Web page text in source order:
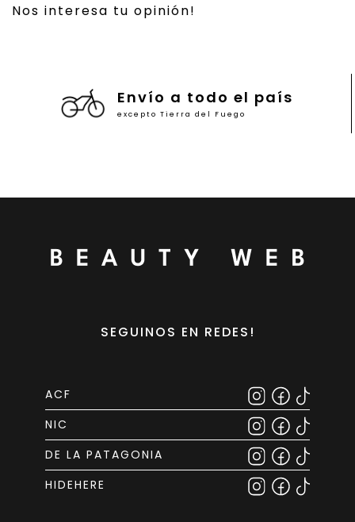
Nos interesa tu opinión!
Envío a todo el país
excepto Tierra del Fuego
SEGUINOS EN REDES!
ACF
NIC
DE LA PATAGONIA
HIDEHERE